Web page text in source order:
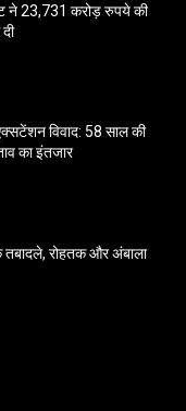
ने 23,731 करोड़ रुपये की
विवाद: 58 साल की
का इंतजार
रोहतक और अंबाला